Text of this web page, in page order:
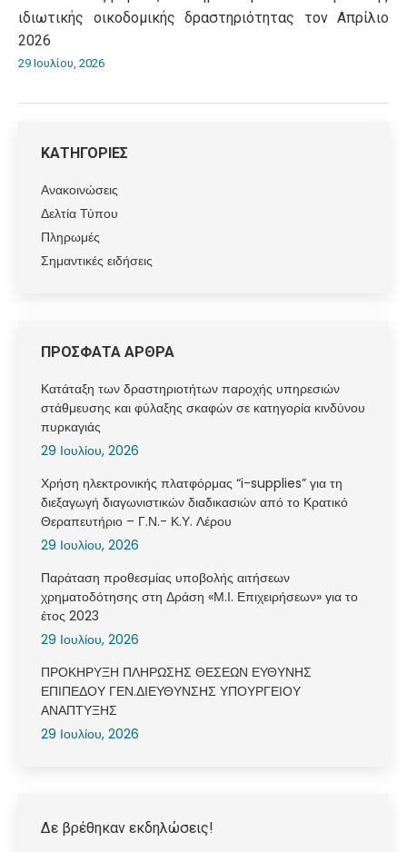
ιδιωτικής οικοδομικής δραστηριότητας τον Απρίλιο
2026
29 Ιουλίου, 2026
ΚΑΤΗΓΟΡΙΕΣ
Ανακοινώσεις
Δελτία Τύπου
Πληρωμές
Σημαντικές ειδήσεις
ΠΡΟΣΦΑΤΑ ΑΡΘΡΑ
Κατάταξη των δραστηριοτήτων παροχής υπηρεσιών
στάθμευσης και φύλαξης σκαφών σε κατηγορία κινδύνου
πυρκαγιάς
29 Ιουλίου, 2026
Χρήση ηλεκτρονικής πλατφόρμας “i-supplies” για τη
διεξαγωγή διαγωνιστικών διαδικασιών από το Κρατικό
Θεραπευτήριο – Γ.Ν.- Κ.Υ. Λέρου
29 Ιουλίου, 2026
Παράταση προθεσμίας υποβολής αιτήσεων
χρηματοδότησης στη Δράση «Μ.Ι. Επιχειρήσεων» για το
έτος 2023
29 Ιουλίου, 2026
ΠΡΟΚΗΡΥΞΗ ΠΛΗΡΩΣΗΣ ΘΕΣΕΩΝ ΕΥΘΥΝΗΣ
ΕΠΙΠΕΔΟΥ ΓΕΝ.ΔΙΕΥΘΥΝΣΗΣ ΥΠΟΥΡΓΕΙΟΥ
ΑΝΑΠΤΥΞΗΣ
29 Ιουλίου, 2026
Δε βρέθηκαν εκδηλώσεις!